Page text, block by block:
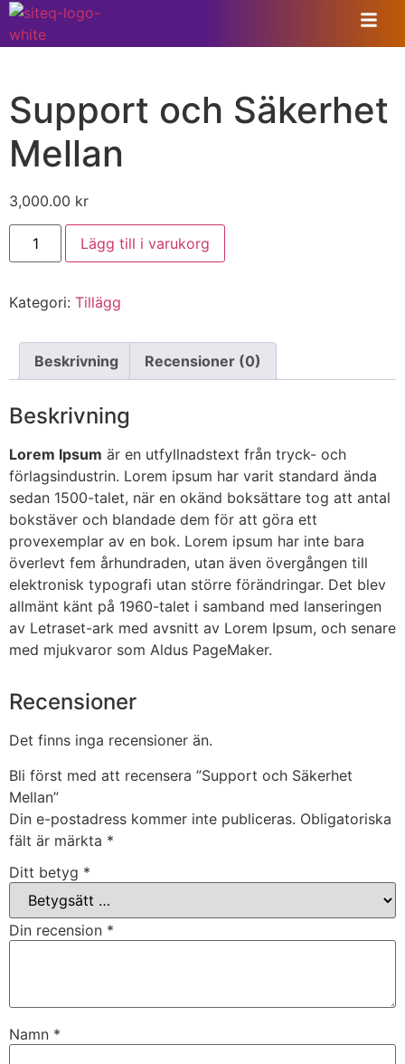
Hem/Tillägg
Support och Säkerhet
Mellan
3,000.00 kr
Lägg till i varukorg
Kategori: Tillägg
Beskrivning Recensioner (0)
Beskrivning
Lorem Ipsum är en utfyllnadstext från tryck- och
förlagsindustrin. Lorem ipsum har varit standard ända
sedan 1500-talet, när en okänd boksättare tog att antal
bokstäver och blandade dem för att göra ett
provexemplar av en bok. Lorem ipsum har inte bara
överlevt fem århundraden, utan även övergången till
elektronisk typografi utan större förändringar. Det blev
allmänt känt på 1960-talet i samband med lanseringen
av Letraset-ark med avsnitt av Lorem Ipsum, och senare
med mjukvaror som Aldus PageMaker.
Recensioner
Det finns inga recensioner än.
Bli först med att recensera ”Support och Säkerhet
Mellan”
Din e-postadress kommer inte publiceras. Obligatoriska
fält är märkta *
Ditt betyg *
Din recension *
Namn *